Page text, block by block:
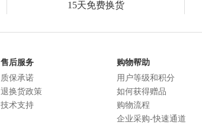
15天免费换货
售后服务
质保承诺
退换货政策
技术支持
购物帮助
用户等级和积分
如何获得赠品
购物流程
企业采购-快速通道